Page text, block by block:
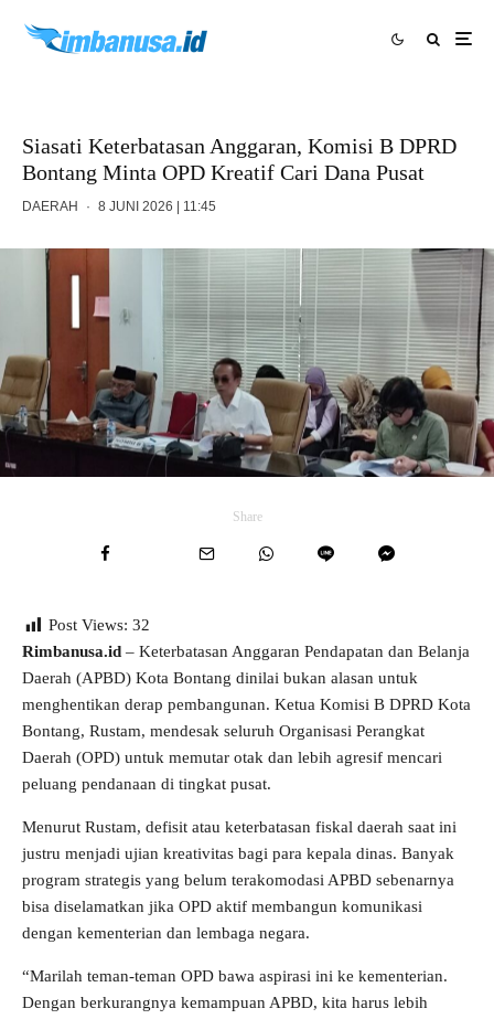
Siasati Keterbatasan Anggaran, Komisi B DPRD
Bontang Minta OPD Kreatif Cari Dana Pusat
DAERAH · 8 JUNI 2026 | 11:45
Share
Post Views: 32
Rimbanusa.id – Keterbatasan Anggaran Pendapatan dan Belanja
Daerah (APBD) Kota Bontang dinilai bukan alasan untuk
menghentikan derap pembangunan. Ketua Komisi B DPRD Kota
Bontang, Rustam, mendesak seluruh Organisasi Perangkat
Daerah (OPD) untuk memutar otak dan lebih agresif mencari
peluang pendanaan di tingkat pusat.
Menurut Rustam, defisit atau keterbatasan fiskal daerah saat ini
justru menjadi ujian kreativitas bagi para kepala dinas. Banyak
program strategis yang belum terakomodasi APBD sebenarnya
bisa diselamatkan jika OPD aktif membangun komunikasi
dengan kementerian dan lembaga negara.
“Marilah teman-teman OPD bawa aspirasi ini ke kementerian.
Dengan berkurangnya kemampuan APBD, kita harus lebih